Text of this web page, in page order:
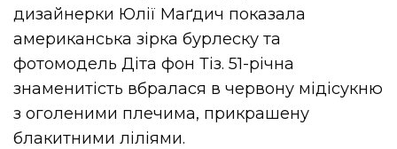
дизайнерки Юлії Маґдич показала
американська зірка бурлеску та
фотомодель Діта фон Тіз. 51-річна
знаменитість вбралася в червону мідісукню
з оголеними плечима, прикрашену
блакитними ліліями.